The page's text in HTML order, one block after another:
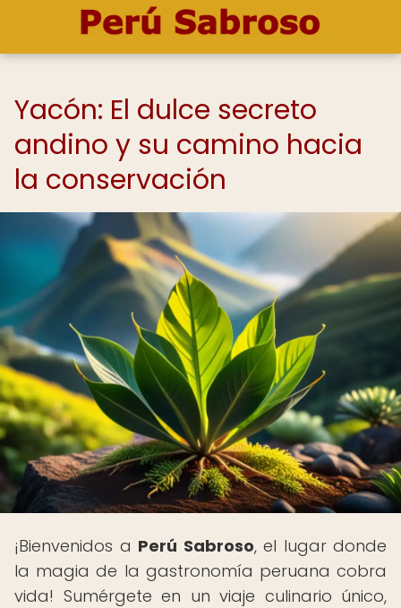
Yacón: El dulce secreto
andino y su camino hacia
la conservación
¡Bienvenidos a Perú Sabroso, el lugar donde
la magia de la gastronomía peruana cobra
vida! Sumérgete en un viaje culinario único,